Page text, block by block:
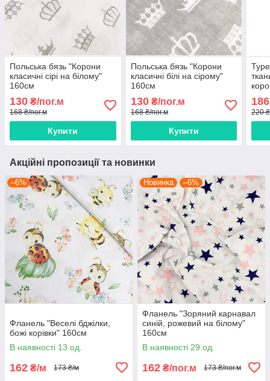
Польська бязь "Корони
класичні сірі на білому"
160см
130 ₴/пог.м
168 ₴/пог.м
Купити
Польська бязь "Корони
класичні білі на сірому"
160см
130₴/пог.м
168 ₴/пог.м
Купити
186
220
Акційні пропозиції та новинки
–6%
Фланель "Веселі бджілки,
божі корівки" 160см
В наявності 13 од.
162 ₴/м 173 ₴/м
Новинка –6%
Фланель "Зоряний карнавал
синій, рожевий на білому"
160см
В наявності 29 од.
162 ₴/пог.м 173 ₴/пог.м